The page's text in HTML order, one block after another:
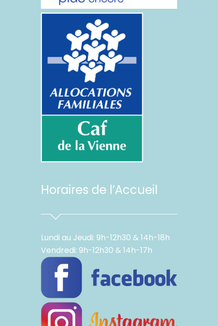
Horaires de l’Accueil
Lundi au Jeudi: 9h-12h30 & 14h-18h
Vendredi: 9h-12h30 & 14h-17h